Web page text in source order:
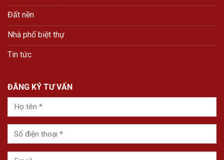
Đất nền
Nhà phố biệt thự
Tin tức
ĐĂNG KÝ TƯ VẤN